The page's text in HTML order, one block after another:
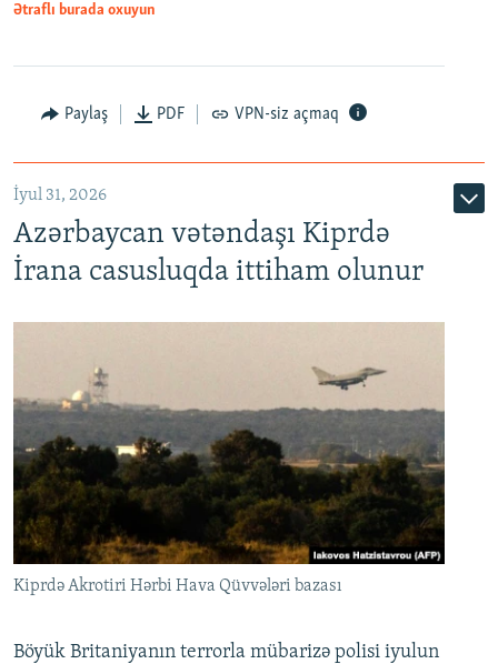
Ətraflı burada oxuyun
Paylaş PDF VPN-siz açmaq
İyul 31, 2026
Azərbaycan vətəndaşı Kiprdə
İrana casusluqda ittiham olunur
Kiprdə Akrotiri Hərbi Hava Qüvvələri bazası
Böyük Britaniyanın terrorla mübarizə polisi iyulun